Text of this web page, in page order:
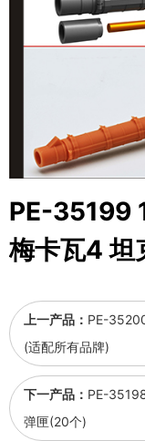
PE-35199
梅卡瓦4 坦
上一产品： PE-
(适配所有品牌)
下一产品： PE-
弹匣(20个)